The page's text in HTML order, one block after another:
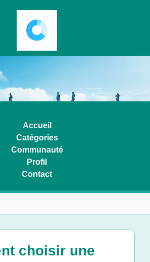
Accueil
Catégories
Communauté
Profil
Contact
choisir une